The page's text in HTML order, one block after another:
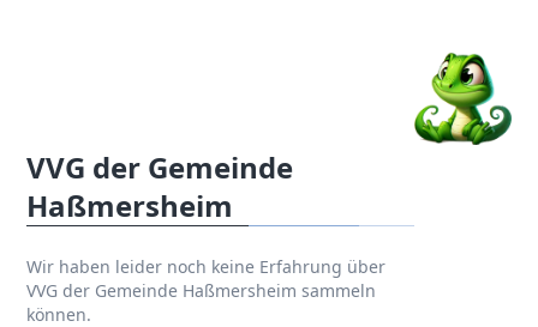
VVG der Gemeinde
Haßmersheim
Wir haben leider noch keine Erfahrung über
VVG der Gemeinde Haßmersheim sammeln
können.